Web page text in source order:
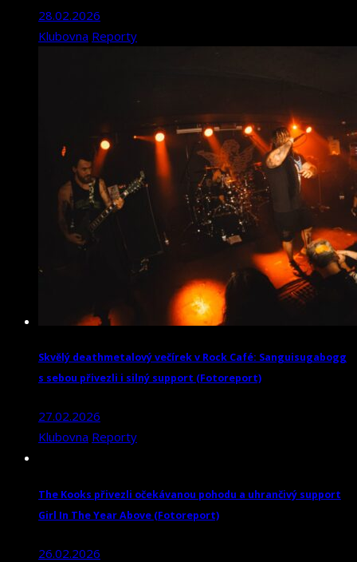
28.02.2026
Klubovna Reporty
Skvělý deathmetalový večírek v Rock Café: Sanguisugabogg
s sebou přivezli i silný support (Fotoreport)
27.02.2026
Klubovna Reporty
The Kooks přivezli očekávanou pohodu a uhrančivý support
Girl In The Year Above (Fotoreport)
26.02.2026